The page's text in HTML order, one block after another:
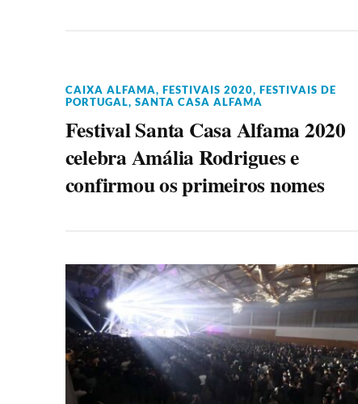
CAIXA ALFAMA, FESTIVAIS 2020, FESTIVAIS DE
PORTUGAL, SANTA CASA ALFAMA
Festival Santa Casa Alfama 2020
celebra Amália Rodrigues e
confirmou os primeiros nomes